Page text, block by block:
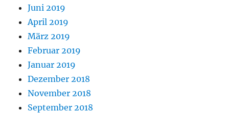
Juni 2019
April 2019
März 2019
Februar 2019
Januar 2019
Dezember 2018
November 2018
September 2018